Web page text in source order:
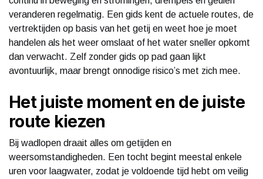
veranderen regelmatig. Een gids kent de actuele routes, de
vertrektijden op basis van het getij en weet hoe je moet
handelen als het weer omslaat of het water sneller opkomt
dan verwacht. Zelf zonder gids op pad gaan lijkt
avontuurlijk, maar brengt onnodige risico’s met zich mee.
Het juiste moment en de juiste
route kiezen
Bij wadlopen draait alles om getijden en
weersomstandigheden. Een tocht begint meestal enkele
uren voor laagwater, zodat je voldoende tijd hebt om veilig